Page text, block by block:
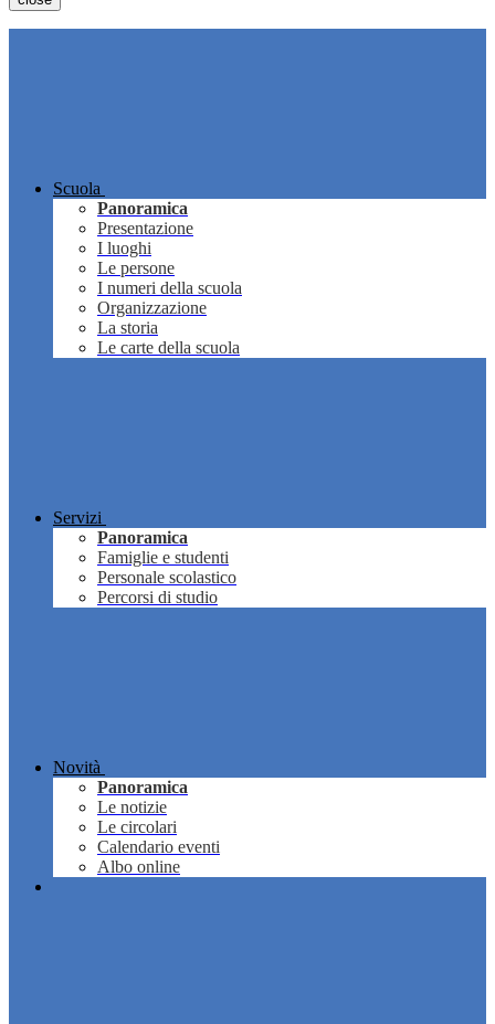
Scuola
Panoramica
Presentazione
I luoghi
Le persone
I numeri della scuola
Organizzazione
La storia
Le carte della scuola
Servizi
Panoramica
Famiglie e studenti
Personale scolastico
Percorsi di studio
Novità
Panoramica
Le notizie
Le circolari
Calendario eventi
Albo online